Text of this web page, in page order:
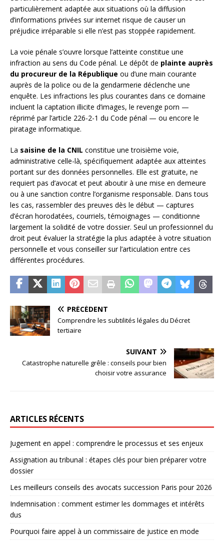
particulièrement adaptée aux situations où la diffusion
d’informations privées sur internet risque de causer un
préjudice irréparable si elle n’est pas stoppée rapidement.
La voie pénale s’ouvre lorsque l’atteinte constitue une
infraction au sens du Code pénal. Le dépôt de plainte auprès
du procureur de la République ou d’une main courante
auprès de la police ou de la gendarmerie déclenche une
enquête. Les infractions les plus courantes dans ce domaine
incluent la captation illicite d’images, le revenge porn —
réprimé par l’article 226-2-1 du Code pénal — ou encore le
piratage informatique.
La saisine de la CNIL constitue une troisième voie,
administrative celle-là, spécifiquement adaptée aux atteintes
portant sur des données personnelles. Elle est gratuite, ne
requiert pas d’avocat et peut aboutir à une mise en demeure
ou à une sanction contre l’organisme responsable. Dans tous
les cas, rassembler des preuves dès le début — captures
d’écran horodatées, courriels, témoignages — conditionne
largement la solidité de votre dossier. Seul un professionnel du
droit peut évaluer la stratégie la plus adaptée à votre situation
personnelle et vous conseiller sur l’articulation entre ces
différentes procédures.
PRÉCÉDENT
Comprendre les subtilités légales du Décret
tertiaire
SUIVANT
Catastrophe naturelle grêle : conseils pour bien
choisir votre assurance
ARTICLES RÉCENTS
Jugement en appel : comprendre le processus et ses enjeux
Assignation au tribunal : étapes clés pour bien préparer votre
dossier
Les meilleurs conseils des avocats succession Paris pour 2026
Indemnisation : comment estimer les dommages et intérêts
dus
Pourquoi faire appel à un commissaire de justice en mode